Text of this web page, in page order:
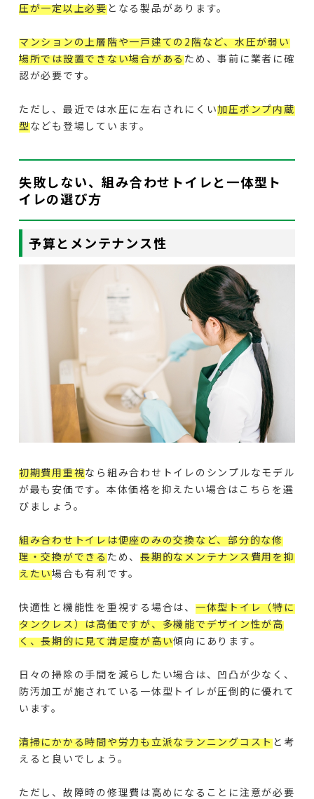
圧が一定以上必要となる製品があります。
マンションの上層階や一戸建ての2階など、水圧が弱い
場所では設置できない場合があるため、事前に業者に確
認が必要です。
ただし、最近では水圧に左右されにくい加圧ポンプ内蔵
型なども登場しています。
失敗しない、組み合わせトイレと一体型ト
イレの選び方
予算とメンテナンス性
初期費用重視なら組み合わせトイレのシンプルなモデル
が最も安価です。本体価格を抑えたい場合はこちらを選
びましょう。
組み合わせトイレは便座のみの交換など、部分的な修
理・交換ができるため、長期的なメンテナンス費用を抑
えたい場合も有利です。
快適性と機能性を重視する場合は、 一体型トイレ（特に
タンクレス）は高価ですが、多機能でデザイン性が高
く、長期的に見て満足度が高い傾向にあります。
日々の掃除の手間を減らしたい場合は、凹凸が少なく、
防汚加工が施されている一体型トイレが圧倒的に優れて
います。
清掃にかかる時間や労力も立派なランニングコストと考
えると良いでしょう。
ただし、故障時の修理費は高めになることに注意が必要